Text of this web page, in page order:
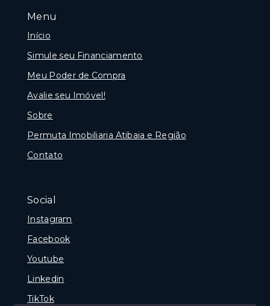
Menu
Início
Simule seu Financiamento
Meu Poder de Compra
Avalie seu Imóvel!
Sobre
Permuta Imobiliaria Atibaia e Região
Contato
Social
Instagram
Facebook
Youtube
Linkedin
TikTok